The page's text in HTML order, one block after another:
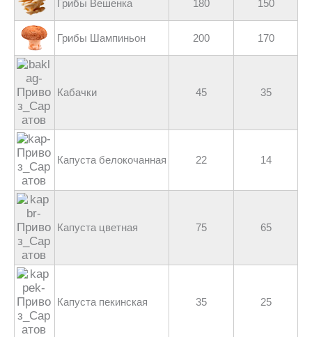
Грибы Вешенка 180 150
Грибы Шампиньон 200 170
Кабачки 45 35
Капуста белокочанная 22 14
Капуста цветная 75 65
Капуста пекинская 35 25